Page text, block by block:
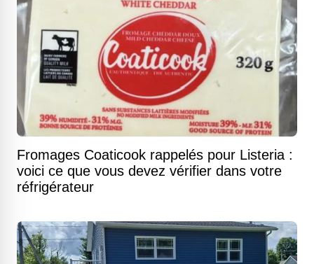
Fromages Coaticook rappelés pour Listeria :
voici ce que vous devez vérifier dans votre
réfrigérateur